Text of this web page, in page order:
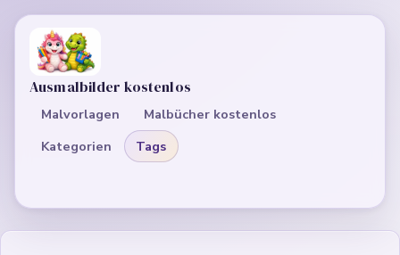
Ausmalbilder kostenlos
Malvorlagen
Malbücher kostenlos
Kategorien
Tags